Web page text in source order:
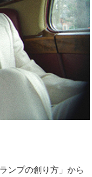
ンプの創り方」から